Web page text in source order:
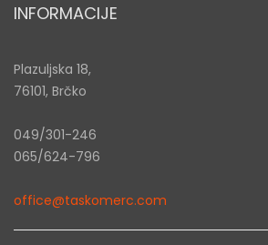
INFORMACIJE
Plazuljska 18,
76101, Brčko
049/301-246
065/624-796
office@taskomerc.com